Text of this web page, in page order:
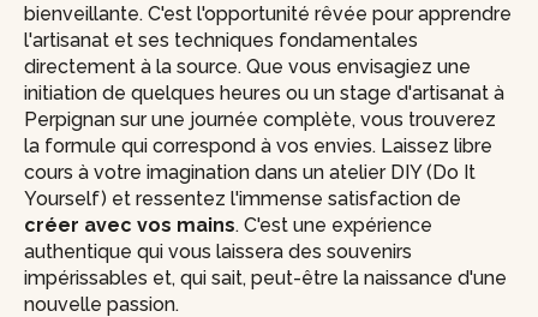
bienveillante. C'est l'opportunité rêvée pour apprendre
l'artisanat et ses techniques fondamentales
directement à la source. Que vous envisagiez une
initiation de quelques heures ou un stage d'artisanat à
Perpignan sur une journée complète, vous trouverez
la formule qui correspond à vos envies. Laissez libre
cours à votre imagination dans un atelier DIY (Do It
Yourself) et ressentez l'immense satisfaction de
créer avec vos mains. C'est une expérience
authentique qui vous laissera des souvenirs
impérissables et, qui sait, peut-être la naissance d'une
nouvelle passion.